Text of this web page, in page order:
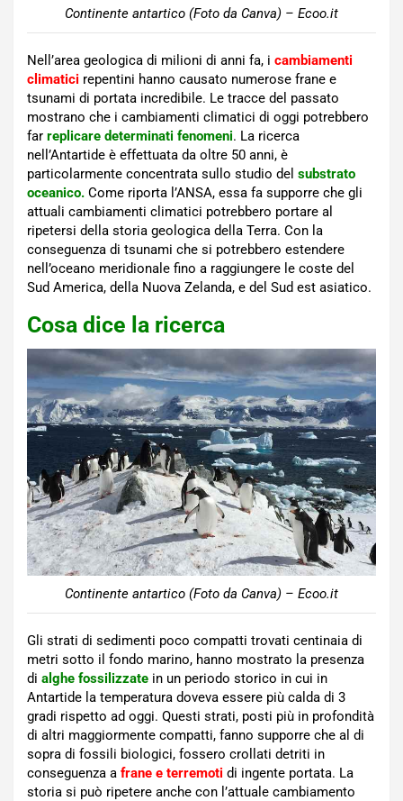
Continente antartico (Foto da Canva) – Ecoo.it
Nell’area geologica di milioni di anni fa, i cambiamenti
climatici repentini hanno causato numerose frane e
tsunami di portata incredibile. Le tracce del passato
mostrano che i cambiamenti climatici di oggi potrebbero
far replicare determinati fenomeni. La ricerca
nell’Antartide è effettuata da oltre 50 anni, è
particolarmente concentrata sullo studio del substrato
oceanico. Come riporta l’ANSA, essa fa supporre che gli
attuali cambiamenti climatici potrebbero portare al
ripetersi della storia geologica della Terra. Con la
conseguenza di tsunami che si potrebbero estendere
nell’oceano meridionale fino a raggiungere le coste del
Sud America, della Nuova Zelanda, e del Sud est asiatico.
Cosa dice la ricerca
Continente antartico (Foto da Canva) – Ecoo.it
Gli strati di sedimenti poco compatti trovati centinaia di
metri sotto il fondo marino, hanno mostrato la presenza
di alghe fossilizzate in un periodo storico in cui in
Antartide la temperatura doveva essere più calda di 3
gradi rispetto ad oggi. Questi strati, posti più in profondità
di altri maggiormente compatti, fanno supporre che al di
sopra di fossili biologici, fossero crollati detriti in
conseguenza a frane e terremoti di ingente portata. La
storia si può ripetere anche con l’attuale cambiamento